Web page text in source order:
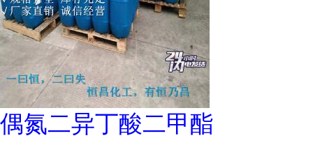
偶氮二异丁酸二甲酯